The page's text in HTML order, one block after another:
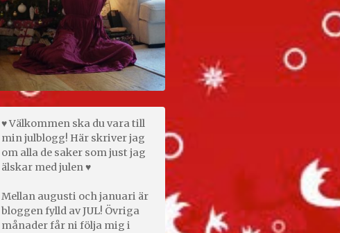
♥ Välkommen ska du vara till
min julblogg! Här skriver jag
om alla de saker som just jag
älskar med julen ♥
Mellan augusti och januari är
bloggen fylld av JUL! Övriga
månader får ni följa mig i